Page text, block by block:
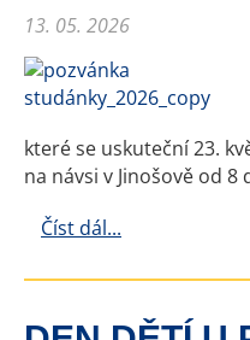
13. 05. 2026
které se uskuteční 23.
na návsi v Jinošově od 8
Číst dál...